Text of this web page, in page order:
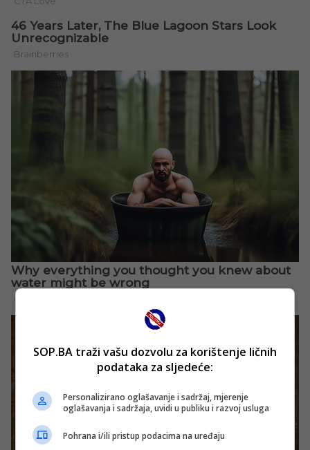
SOP.BA traži vašu dozvolu za korištenje ličnih
podataka za sljedeće:
Personalizirano oglašavanje i sadržaj, mjerenje
oglašavanja i sadržaja, uvidi u publiku i razvoj usluga
Pohrana i/ili pristup podacima na uređaju